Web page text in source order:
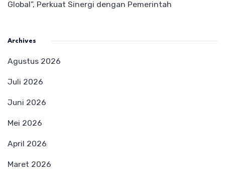
Global”, Perkuat Sinergi dengan Pemerintah
Archives
Agustus 2026
Juli 2026
Juni 2026
Mei 2026
April 2026
Maret 2026